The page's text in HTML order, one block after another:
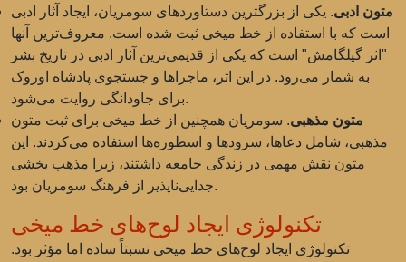
متون ادبی. یکی از بزرگترین دستاوردهای سومریان، ایجاد آثار ادبی
است که با استفاده از خط میخی ثبت شده است. معروف‌ترین آنها
"اثر گیلگامش" است که یکی از قدیمی‌ترین آثار ادبی در تاریخ بشر
به شمار می‌رود. در این اثر، ماجراها و جستجوی پادشاه اوروک
برای جاودانگی روایت می‌شود.
متون مذهبی. سومریان همچنین از خط میخی برای ثبت متون
مذهبی، شامل دعاها، سرودها و اسطوره‌ها استفاده می‌کردند. این
متون نقش مهمی در زندگی جامعه داشتند، زیرا مذهب بخشی
جدایی‌ناپذیر از فرهنگ سومریان بود.
تکنولوژی ایجاد لوح‌های خط میخی
تکنولوژی ایجاد لوح‌های خط میخی نسبتاً ساده اما مؤثر بود.